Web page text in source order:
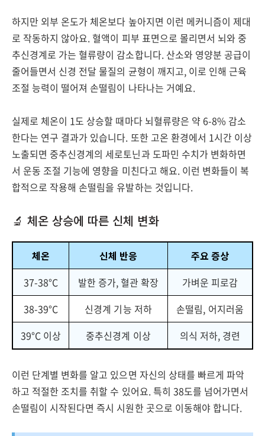
하지만 외부 온도가 체온보다 높아지면 이런 메커니즘이 제대
로 작동하지 않아요. 혈액이 피부 표면으로 몰리면서 뇌와 중
추신경계로 가는 혈류량이 감소합니다. 산소와 영양분 공급이
줄어들면서 신경 전달 물질의 균형이 깨지고, 이로 인해 근육
조절 능력이 떨어져 손떨림이 나타나는 거예요.
실제로 체온이 1도 상승할 때마다 뇌혈류량은 약 6-8% 감소
한다는 연구 결과가 있습니다. 또한 고온 환경에서 1시간 이상
노출되면 중추신경계의 세로토닌과 도파민 수치가 변화하면
서 운동 조절 기능에 영향을 미친다고 해요. 이런 변화들이 복
합적으로 작용해 손떨림을 유발하는 것입니다.
🔬 체온 상승에 따른 신체 변화
체온 신체 반응
주요 증상
37-38°C
발한 증가, 혈관 확장
가벼운 피로감
38-39°C
신경계 기능 저하
손떨림, 어지러움
39°C 이상
중추신경계 이상 의식 저하, 경련
이런 단계별 변화를 알고 있으면 자신의 상태를 빠르게 파악
하고 적절한 조치를 취할 수 있어요. 특히 38도를 넘어가면서
손떨림이 시작된다면 즉시 시원한 곳으로 이동해야 합니다.